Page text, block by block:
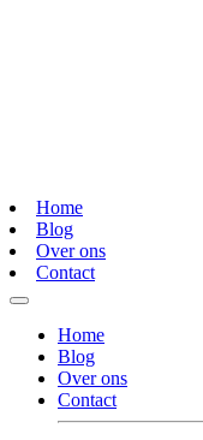
Home
Blog
Over ons
Contact
Home
Blog
Over ons
Contact